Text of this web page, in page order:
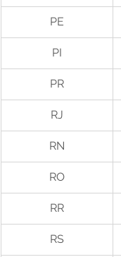
PE
PI
PR
RJ
RN
RO
RR
RS